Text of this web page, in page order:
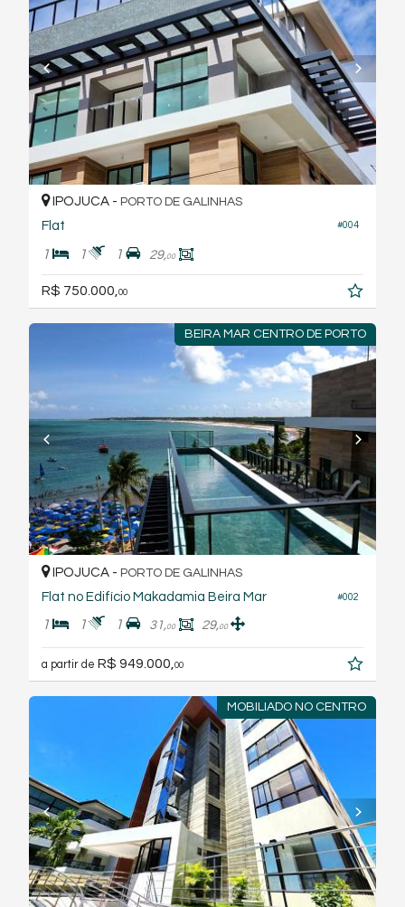
#004
IPOJUCA - PORTO DE GALINHAS
Flat
1 1 1 29,00
R$ 750.000,00
BEIRA MAR CENTRO DE PORTO
#002
IPOJUCA - PORTO DE GALINHAS
Flat no Edifício Makadamia Beira Mar
1 1 1 31,00 29,00
a partir de R$ 949.000, 00
MOBILIADO NO CENTRO